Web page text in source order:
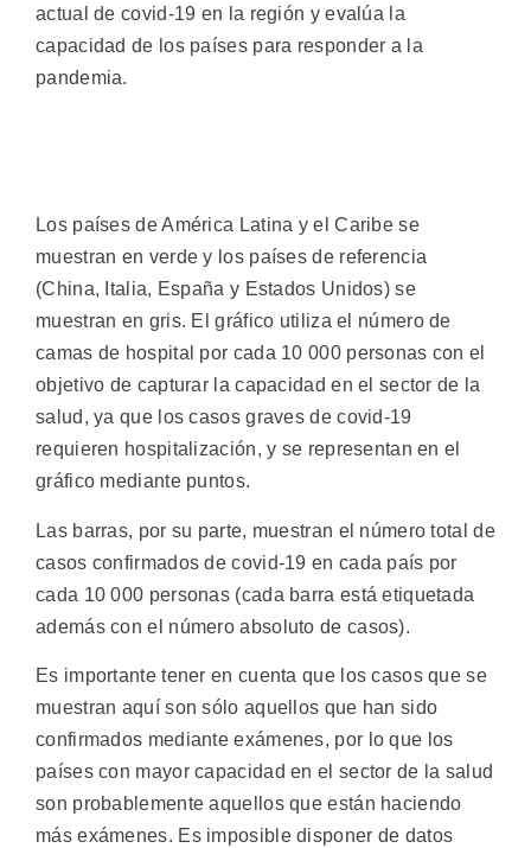
actual de covid-19 en la región y evalúa la
capacidad de los países para responder a la
pandemia.
Los países de América Latina y el Caribe se
muestran en verde y los países de referencia
(China, Italia, España y Estados Unidos) se
muestran en gris. El gráfico utiliza el número de
camas de hospital por cada 10 000 personas con el
objetivo de capturar la capacidad en el sector de la
salud, ya que los casos graves de covid-19
requieren hospitalización, y se representan en el
gráfico mediante puntos.
Las barras, por su parte, muestran el número total de
casos confirmados de covid-19 en cada país por
cada 10 000 personas (cada barra está etiquetada
además con el número absoluto de casos).
Es importante tener en cuenta que los casos que se
muestran aquí son sólo aquellos que han sido
confirmados mediante exámenes, por lo que los
países con mayor capacidad en el sector de la salud
son probablemente aquellos que están haciendo
más exámenes. Es imposible disponer de datos